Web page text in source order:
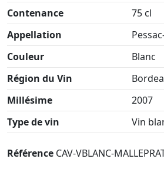
Contenance
75 cl
Appellation
Couleur
Blanc
Région du Vin
Millésime
2007
Type de vin
Vin
Référence CAV-VBLANC-